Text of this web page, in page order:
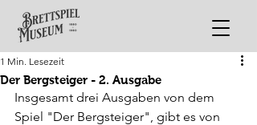
Der Bergsteiger - 2. Ausgabe
1 Min. Lesezeit
Insgesamt drei Ausgaben von dem
Spiel "Der Bergsteiger", gibt es von